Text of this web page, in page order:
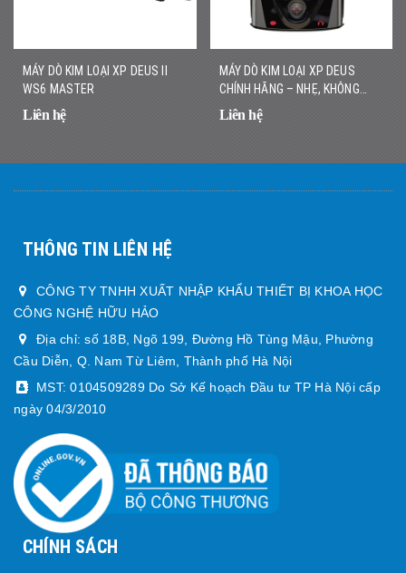
MÁY DÒ KIM LOẠI XP DEUS II
WS6 MASTER
Liên hệ
MÁY DÒ KIM LOẠI XP DEUS
CHÍNH HÃNG – NHẸ, KHÔNG
DÂY, DÒ NHANH CHÍNH XÁC
Liên hệ
THÔNG TIN LIÊN HỆ
CÔNG TY TNHH XUẤT NHẬP KHẨU THIẾT BỊ KHOA HỌC
CÔNG NGHỆ HỮU HẢO
Địa chỉ: số 18B, Ngõ 199, Đường Hồ Tùng Mậu, Phường
Cầu Diễn, Q. Nam Từ Liêm, Thành phố Hà Nội
MST: 0104509289 Do Sở Kế hoạch Đầu tư TP Hà Nội cấp
ngày 04/3/2010
CHÍNH SÁCH